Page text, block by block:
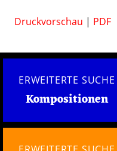
Druckvorschau | PDF
ERWEITERTE SUCHE
Kompositionen